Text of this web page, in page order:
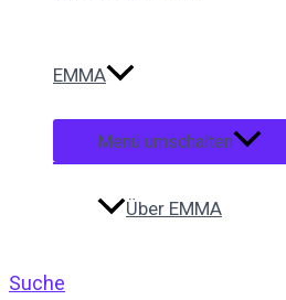
EMMA
Menü umschalten
Über EMMA
Suche